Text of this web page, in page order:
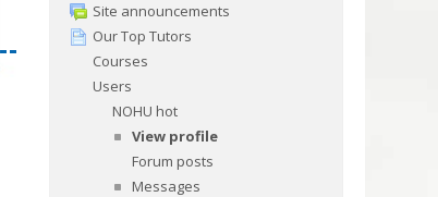
Site announcements
Our Top Tutors
Courses
Users
NOHU hot
View profile
Forum posts
Messages